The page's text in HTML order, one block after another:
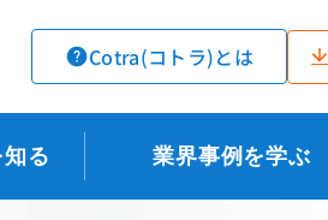
Cotra(コトラ)とは
る 業界事例を学ぶ